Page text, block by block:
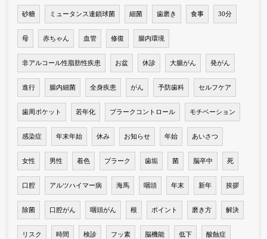
砂糖 ミュータンス連鎖球菌 細菌 歯磨き 食事 30分
母 赤ちゃん 血管 修復 腸内環境
非アルコール性脂肪性疾患 お盆 休診 大腸がん 発がん
進行 腸内細菌 全身疾患 がん 予防歯科 セルフケア
歯周ポケット 若年化 プラークコントロール モチベーション
感染症 年末年始 休み お知らせ 年始 あいさつ
女性 男性 着色 プラーク 歯垢 菌 脳卒中 死
口腔 アルツハイマー病 海馬 咽頭 年末 新年 挨拶
除菌 口腔がん 咽頭がん 根 ポイント 磨き方 解決
リスク 時間 検診 フッ素 脳機能 低下 酸蝕症